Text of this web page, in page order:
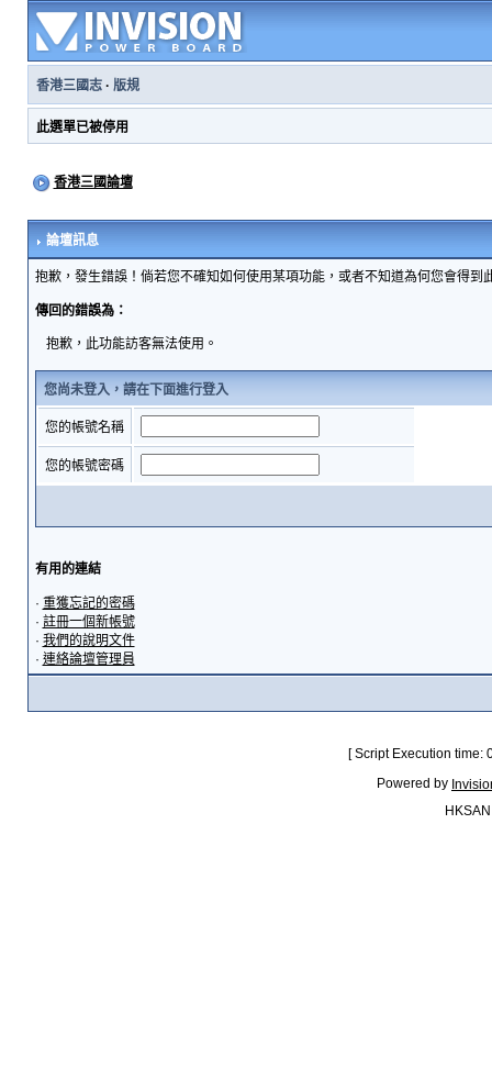
香港三國志· 版規
此選單已被停用
香港三國論壇
論壇訊息
抱歉，發生錯誤！倘若您不確知如何使用某項功能，或者不知道為何您會得
傳回的錯誤為：
抱歉，此功能訪客無法使用。
您尚未登入，請在下面進行登入
您的帳號名稱
您的帳號密碼
有用的連結
· 重獲忘記的密碼
· 註冊一個新帳號
· 我們的說明文件
· 連絡論壇管理員
[ Script Execution
Powered by